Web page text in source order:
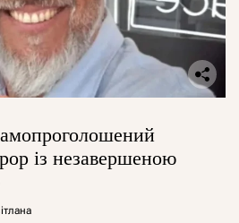
із незавершеною